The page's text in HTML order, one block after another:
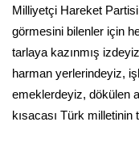
Milliyetçi Hareket
görmesini bilenler için
tarlaya kazınmış
harman yerlerindeyiz,
emeklerdeyiz, dökülen
kısacası Türk milletinin